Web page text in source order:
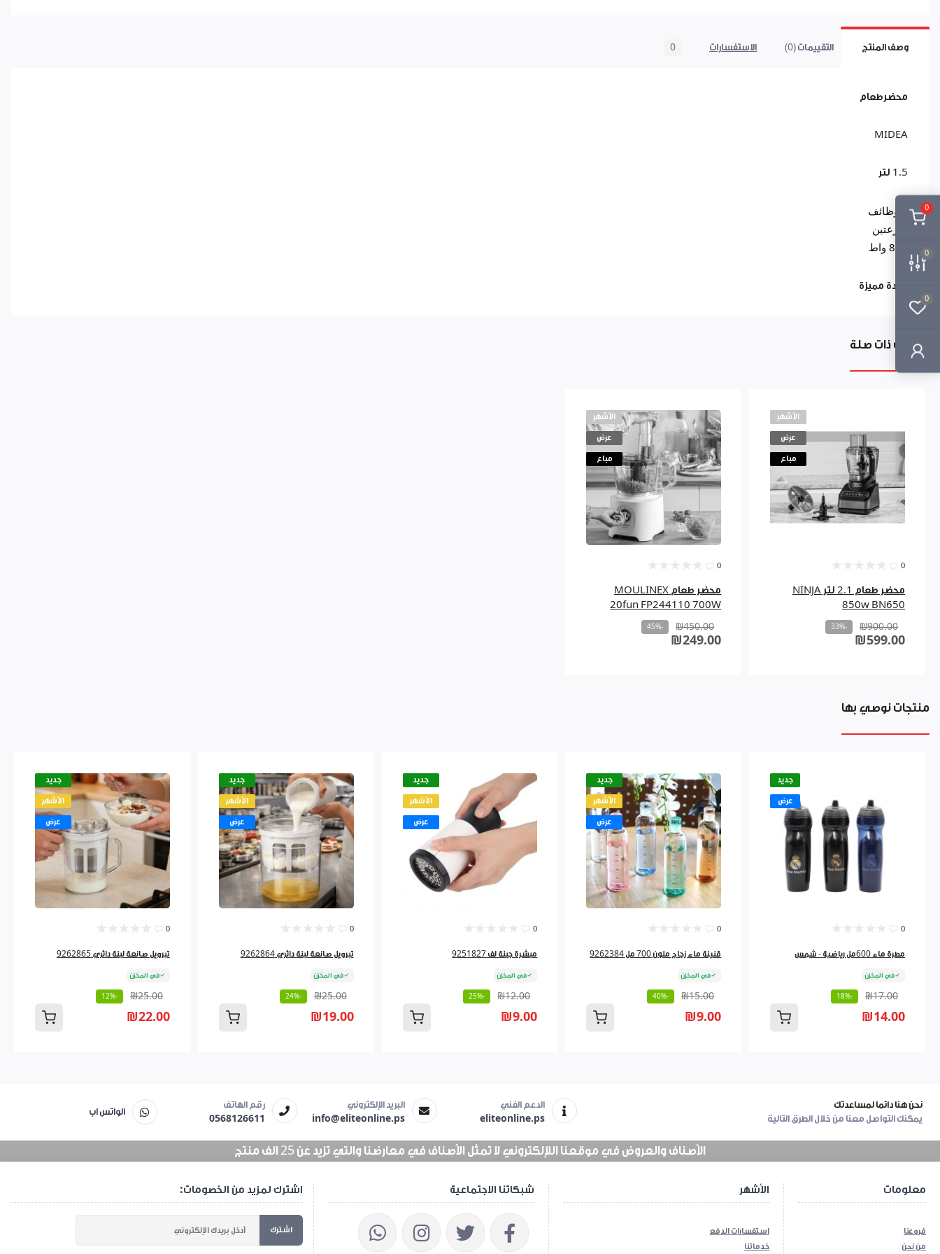
0
0
0
وصف المنتج التقييمات (0) الاستفسارات 0
محضرطعام
MIDEA
1.5 لتر
سرعتين
800 واط
جودة مميزة
منتجات ذات صلة
الأشهر
عرض
مباع
0
محضر طعام 2.1 لتر NINJA
850w BN650
₪900.00
-33%
₪599.00
الأشهر
عرض
مباع
0
محضر طعام MOULINEX
20fun FP244110 700W
₪450.00
-45%
₪249.00
منتجات نوصي بها
جديد
عرض
0
مطرة ماء 600مل رياضية - شمس
في المخزن
₪17.00
-18%
₪14.00
جديد
الأشهر
عرض
0
قنينة ماء زجاج ملون 700 مل 9262384
في المخزن
₪15.00
-40%
₪9.00
جديد
الأشهر
عرض
0
مبشرة جبنة لف 9251827
في المخزن
₪12.00
-25%
₪9.00
جديد
الأشهر
عرض
0
تبرويل صانعة لبنة دائري 9262864
في المخزن
₪25.00
-24%
₪19.00
جديد
الأشهر
عرض
0
تبرويل صانعة لبنة دائري 9262865
في المخزن
₪25.00
-12%
₪22.00
نحن هنا دائما لمساعدتك
يمكنك التواصل معنا من خلال الطرق التالية
الدعم الفني
eliteonline.ps
البريد الإلكتروني
info@eliteonline.ps
رقم الهاتف
0568126611
الواتس اب
الأصناف والعروض في موقعنا اللإلكتروني لا تمثل الأصناف في معارضنا والتي تزيد عن 25 الف منتج
اشترك لمزيد من الخصومات:
اشترك
شبكاتنا الاجتماعية الأشهر
استفسارات الدفع
خدماتنا
معلومات
فروعنا
من نحن